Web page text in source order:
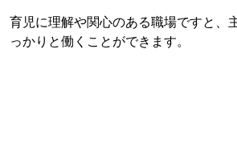
育児に理解や関心のある職場ですと、
っかりと働くことができます。